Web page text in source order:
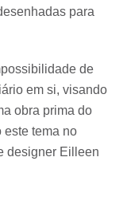
para
de
em si, visando
obra prima do
este tema no
designer Eilleen